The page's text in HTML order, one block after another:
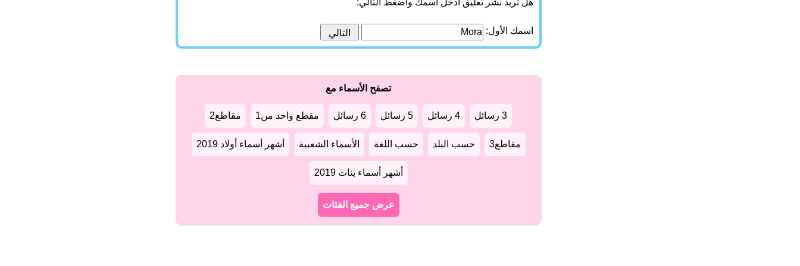
هل تريد نشر تعليق أدخل اسمك واضغط التالي:
اسمك الأول:
تصفح الأسماء مع
3 رسائل 4 رسائل 5 رسائل 6 رسائل مقطع واحد من1 مقاطع2
مقاطع3 حسب البلد حسب اللغة الأسماء الشعبية أشهر أسماء أولاد 2019
أشهر أسماء بنات 2019
عرض جميع الفئات